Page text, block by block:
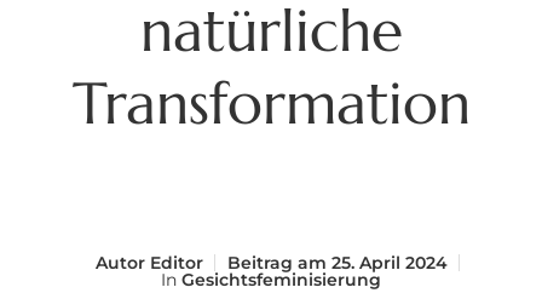
natürliche
Transformation
AutorEditor Beitrag am 25. April 2024
In Gesichtsfeminisierung